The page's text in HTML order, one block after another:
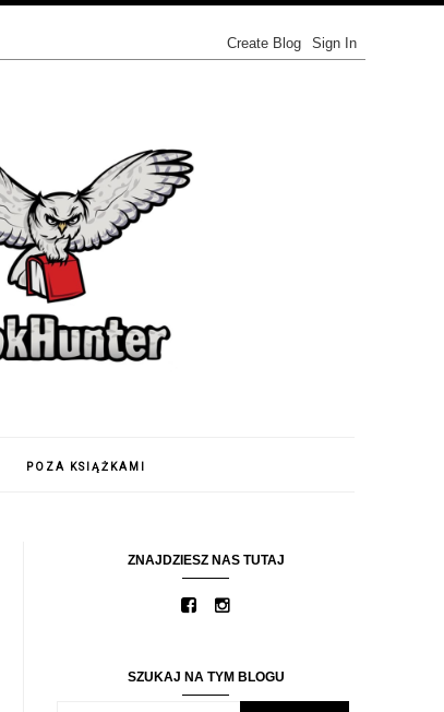
POZA KSIĄŻKAMI
ZNAJDZIESZ NAS TUTAJ
SZUKAJ NA TYM BLOGU